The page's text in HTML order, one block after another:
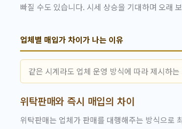
빠질 수도 있습니다. 시세 상승을 기대하며 오래
업체별 매입가 차이가 나는 이유
같은 시계라도 업체 운영 방식에 따라 제시하
위탁판매와 즉시 매입의 차이
위탁판매는 업체가 판매를 대행해주는 방식으로